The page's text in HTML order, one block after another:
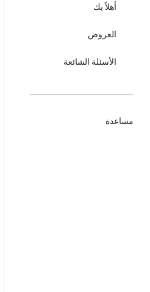
أهلاً بك
العروض
الأسئلة الشائعة
مساعدة